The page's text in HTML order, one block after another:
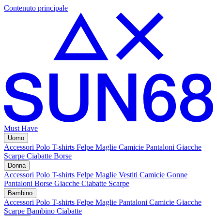
Contenuto principale
Must Have
Uomo
Accessori Polo T-shirts Felpe Maglie Camicie Pantaloni Giacche
Scarpe Ciabatte Borse
Donna
Accessori Polo T-shirts Felpe Maglie Vestiti Camicie Gonne
Pantaloni Borse Giacche Ciabatte Scarpe
Bambino
Accessori Polo T-shirts Felpe Maglie Pantaloni Camicie Giacche
Scarpe Bambino Ciabatte